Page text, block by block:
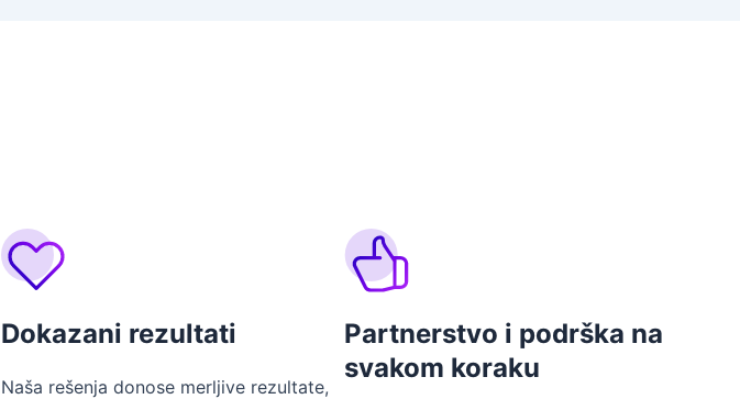
Dokazani rezultati
Naša rešenja donose merljive rezultate,
Partnerstvo i podrška na
svakom koraku